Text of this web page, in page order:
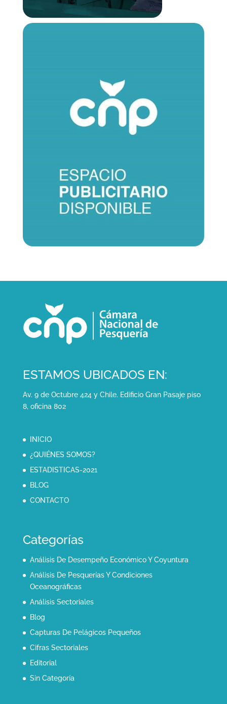
ESTAMOS UBICADOS EN:
Av. 9 de Octubre 424 y Chile. Edificio Gran Pasaje piso
8, oficina 802
INICIO
¿QUIÉNES SOMOS?
ESTADISTICAS-2021
BLOG
CONTACTO
Categorías
Análisis De Desempeño Económico Y Coyuntura
Análisis De Pesquerías Y Condiciones
Oceanográficas
Análisis Sectoriales
Blog
Capturas De Pelágicos Pequeños
Cifras Sectoriales
Editorial
Sin Categoría